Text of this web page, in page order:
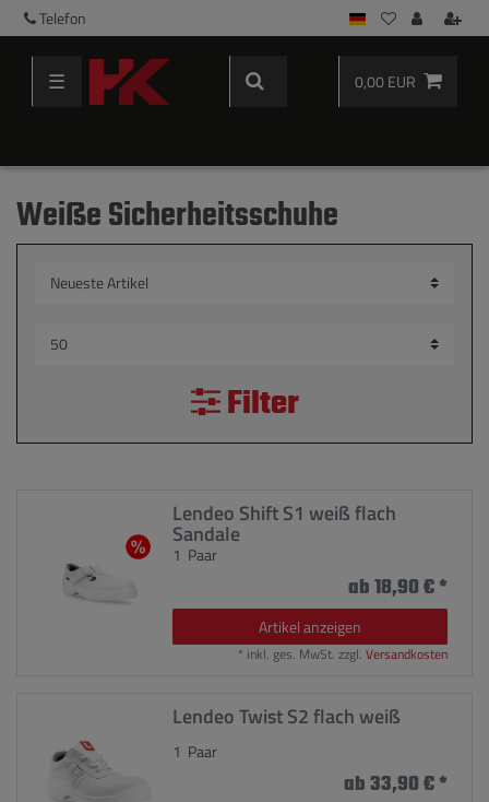
Telefon
☰ 0,00 EUR
Weiße Sicherheitsschuhe
Filter
Lendeo Shift S1 weiß flach
Sandale
ab 18,90 € *
1 Paar
Artikel anzeigen
* inkl. ges. MwSt. zzgl. Versandkosten
Lendeo Twist S2 flach weiß
ab 33,90 € *
1 Paar